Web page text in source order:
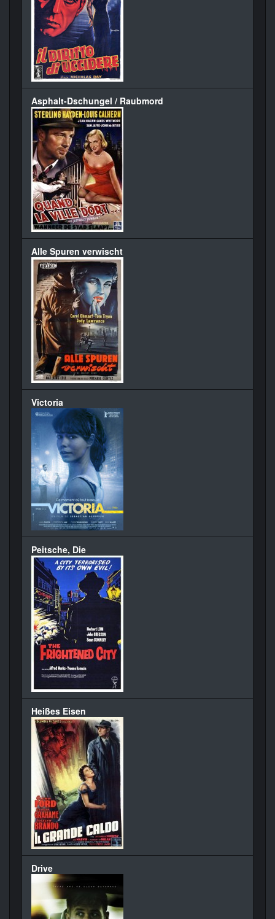
Asphalt-Dschungel / Raubmord
Alle Spuren verwischt
Victoria
Peitsche, Die
Heißes Eisen
Drive